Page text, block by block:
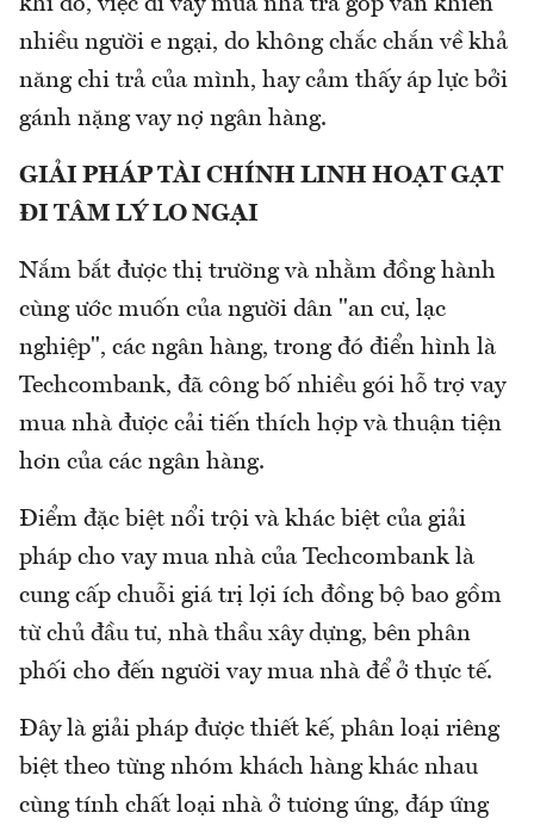
khi đó, việc đi vay mua nhà trả góp vẫn khiến
nhiều người e ngại, do không chắc chắn về khả
năng chi trả của mình, hay cảm thấy áp lực bởi
gánh nặng vay nợ ngân hàng.
GIẢI PHÁP TÀI CHÍNH LINH HOẠT GẠT
ĐI TÂM LÝ LO NGẠI
Nắm bắt được thị trường và nhằm đồng hành
cùng ước muốn của người dân "an cư, lạc
nghiệp", các ngân hàng, trong đó điển hình là
Techcombank, đã công bố nhiều gói hỗ trợ vay
mua nhà được cải tiến thích hợp và thuận tiện
hơn của các ngân hàng.
Điểm đặc biệt nổi trội và khác biệt của giải
pháp cho vay mua nhà của Techcombank là
cung cấp chuỗi giá trị lợi ích đồng bộ bao gồm
từ chủ đầu tư, nhà thầu xây dựng, bên phân
phối cho đến người vay mua nhà để ở thực tế.
Đây là giải pháp được thiết kế, phân loại riêng
biệt theo từng nhóm khách hàng khác nhau
cùng tính chất loại nhà ở tương ứng, đáp ứng